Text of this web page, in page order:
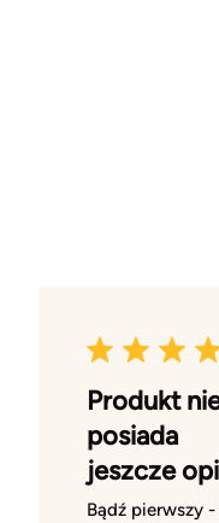
Produkt
posiada
jeszcze
Bądź pierwszy